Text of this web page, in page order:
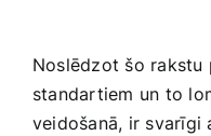
Noslēdzot šo‌ rakstu
standartiem un to
‍veidošanā, ir